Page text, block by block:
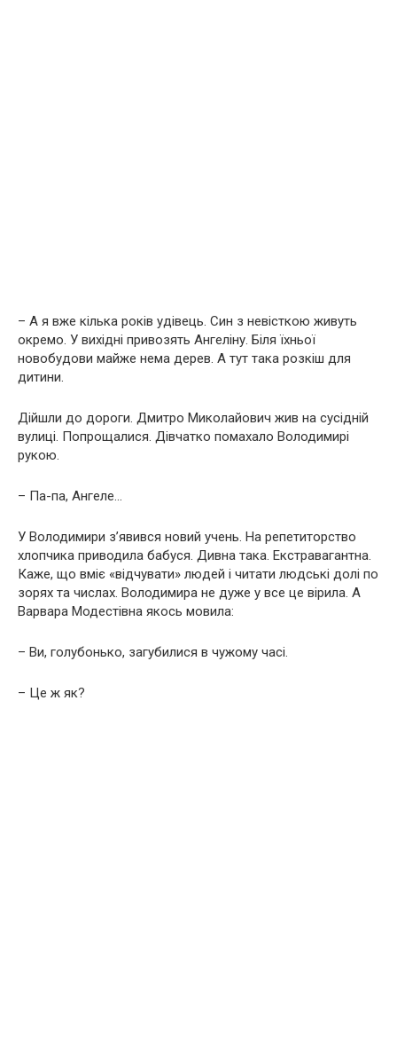
– А я вже кілька років удiвець. Син з невісткою живуть
окремо. У вихідні привозять Ангеліну. Біля їхньої
новобудови майже нема дерев. А тут така розкіш для
дитини.
Дійшли до дороги. Дмитро Миколайович жив на сусідній
вулиці. Попрощалися. Дівчатко помахало Володимирі
рукою.
– Па-па, Ангеле…
У Володимири з’явився новий учень. На репетиторство
хлопчика приводила бабуся. Дивна така. Екстравагантна.
Каже, що вміє «відчувати» людей і читати людські долі по
зорях та числах. Володимира не дуже у все це вірила. А
Варвара Модестівна якось мовила:
– Ви, голубонько, загубилися в чужому часі.
– Це ж як?